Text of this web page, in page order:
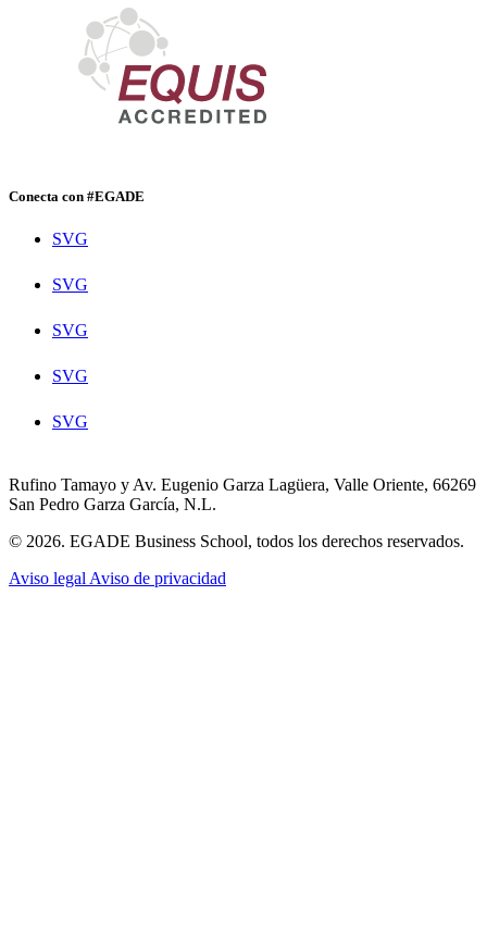
Conecta con #EGADE
SVG
SVG
SVG
SVG
SVG
Rufino Tamayo y Av. Eugenio Garza Lagüera, Valle Oriente, 66269
San Pedro Garza García, N.L.
© 2026. EGADE Business School, todos los derechos reservados.
Aviso legal Aviso de privacidad